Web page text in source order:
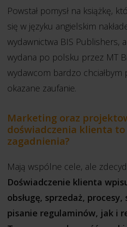
Powstał pomysł na książkę,
się w języku angielskim
wydawnictwa BIS Publishers,
wydana po polsku przez MT
wydawcom bardzo chciałbym
okazane zaufanie.
Marketing oraz
doświadczenia klienta to
zagadnienia?
Mają wspólne cele, ale
Doświadczenie klienta
obsługę, sprzedaż,
pisanie regulaminów, jak i